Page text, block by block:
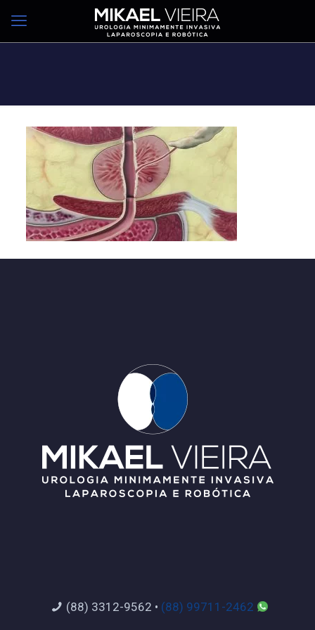
(88) 3312-9562 • (88) 99711-2462